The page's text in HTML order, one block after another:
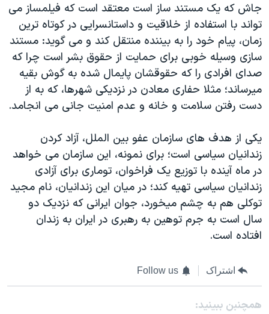
جاش که یک مستند ساز است معتقد است که فیلمساز می
تواند با استفاده از خلاقیت و داستانسرایی در کوتاه ترین
زمان، پیام خود را به بیننده منتقل کند و می گوید: مستند
سازی وسیله خوبی برای حمایت از حقوق بشر است چرا که
صدای افرادی را که حقوقشان پایمال شده به گوش بقیه
میرساند؛ مثلا حفاری معادن در نزدیکی شهرها، که به از
دست رفتن سلامت و خانه و عدم امنیت جانی می انجامد.
یکی از هدف های سازمان عفو بین الملل، آزاد کردن
زندانیان سیاسی است؛ برای نمونه، این سازمان می خواهد
در ماه آینده با توزیع یک فراخوان، توماری برای آزادی
زندانیان سیاسی تهیه کند؛ در میان این زندانیان، نام مجید
توکلی هم به چشم میخورد، جوان ایرانی که نزدیک دو
سال است به جرم توهین به رهبری در ایران به زندان
افتاده است.
اشتراک Follow us
همچنبن ببینید: